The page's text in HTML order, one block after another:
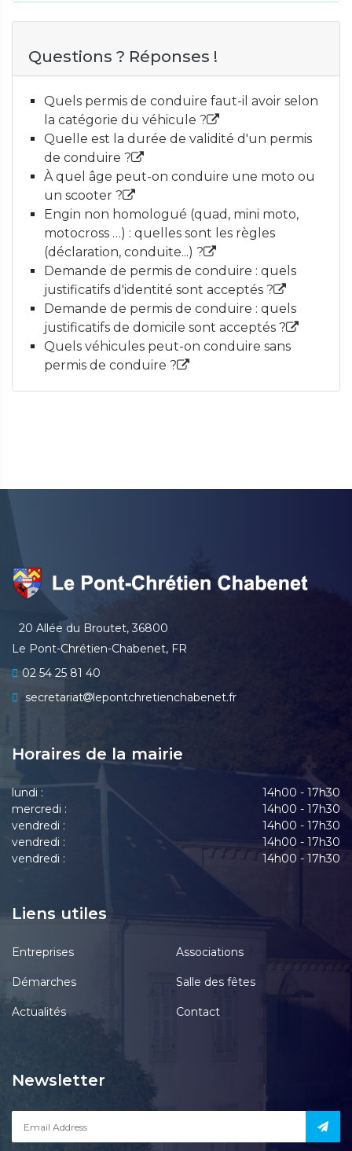
Questions ? Réponses !
Quels permis de conduire faut-il avoir selon
la catégorie du véhicule ?
Quelle est la durée de validité d'un permis
de conduire ?
À quel âge peut-on conduire une moto ou
un scooter ?
Engin non homologué (quad, mini moto,
motocross …) : quelles sont les règles
(déclaration, conduite...) ?
Demande de permis de conduire : quels
justificatifs d'identité sont acceptés ?
Demande de permis de conduire : quels
justificatifs de domicile sont acceptés ?
Quels véhicules peut-on conduire sans
permis de conduire ?
20 Allée du Broutet, 36800
Le Pont-Chrétien-Chabenet, FR
02 54 25 81 40
secretariat
lepontchretienchabenet.fr
Horaires de la mairie
lundi :
14h00 - 17h30
mercredi :
14h00 - 17h30
vendredi :
14h00 - 17h30
vendredi :
14h00 - 17h30
vendredi :
14h00 - 17h30
Liens utiles
Entreprises Associations
Démarches Salle des fêtes
Actualités Contact
Newsletter